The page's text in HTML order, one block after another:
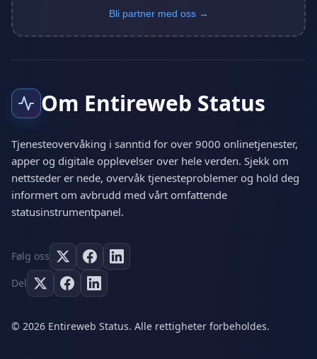
Bli partner med oss →
Om Entireweb Status
Tjenesteovervåking i sanntid for over 9000 onlinetjenester,
apper og digitale opplevelser over hele verden. Sjekk om
nettsteder er nede, overvåk tjenesteproblemer og hold deg
informert om avbrudd med vårt omfattende
statusinstrumentpanel.
Følg oss
Del
© 2026 Entireweb Status. Alle rettigheter forbeholdes.